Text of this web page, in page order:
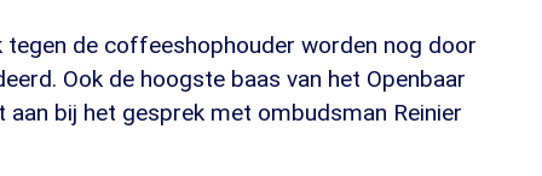
tegen de coffeeshophouder worden nog door
Ook de hoogste baas van het Openbaar
bij het gesprek met ombudsman Reinier